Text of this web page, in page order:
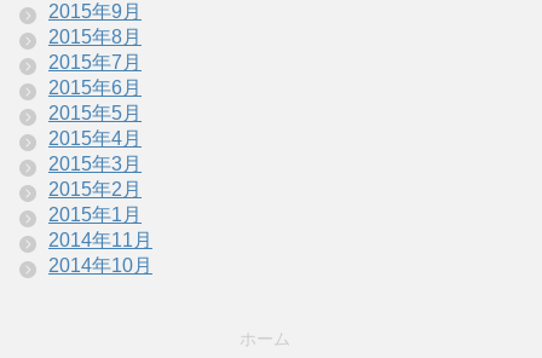
2015年9月
2015年8月
2015年7月
2015年6月
2015年5月
2015年4月
2015年3月
2015年2月
2015年1月
2014年11月
2014年10月
ホーム